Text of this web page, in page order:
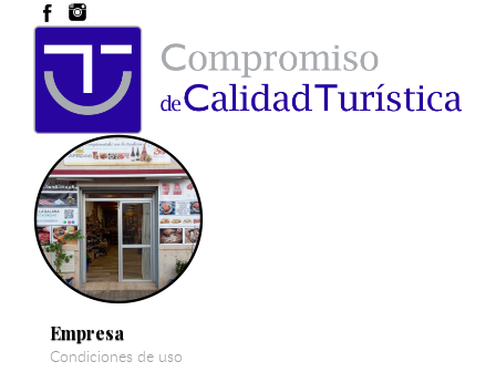
Empresa
Condiciones de uso